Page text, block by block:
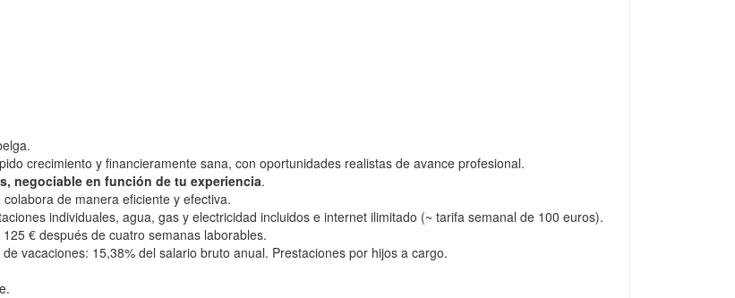
crecimiento y financieramente sana, con oportunidades realistas de avance profesional.
negociable en función de tu experiencia.
de manera eficiente y efectiva.
individuales, agua, gas y electricidad incluidos e internet ilimitado (~ tarifa semanal de 100 euros).
€ después de cuatro semanas laborables.
vacaciones: 15,38% del salario bruto anual. Prestaciones por hijos a cargo.